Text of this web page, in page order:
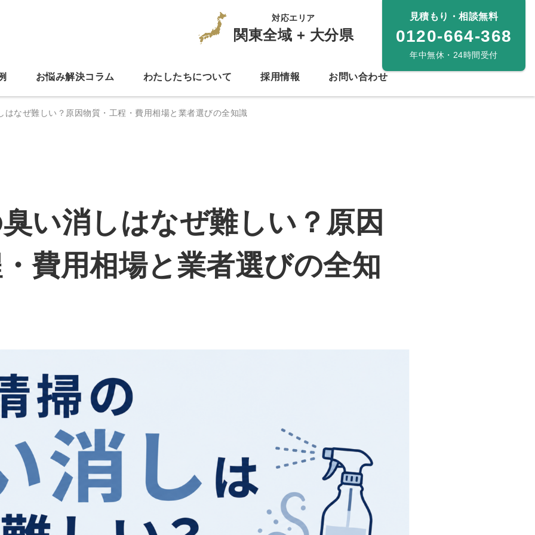
対応エリア
関東全域 + 大分県
見積もり・相談無料
0120-664-368
年中無休・24時間受付
お悩み解決コラム わたしたちについて 採用情報 お問い合わせ
はなぜ難しい？原因物質・工程・費用相場と業者選びの全知識
い消しはなぜ難しい？原因
費用相場と業者選びの全知